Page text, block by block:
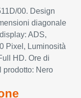
00. Design
diagonale
ADS,
Pixel, Luminosità
HD. Ore di
prodotto: Nero